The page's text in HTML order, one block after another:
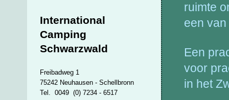
ruimte
een
Een
voor
in het
International
Camping
Schwarzwald
Freibadweg 1
75242 Neuhausen - Schellbronn
Tel. 0049 (0) 7234 - 6517